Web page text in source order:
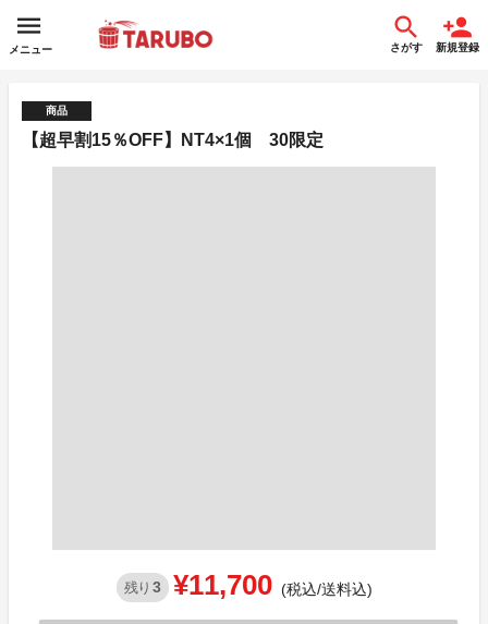
メニュー さがす 新規登録
商品
【超早割15％OFF】NT4×1個 30限定
残り 3 ¥11,700 (税込/送料込)